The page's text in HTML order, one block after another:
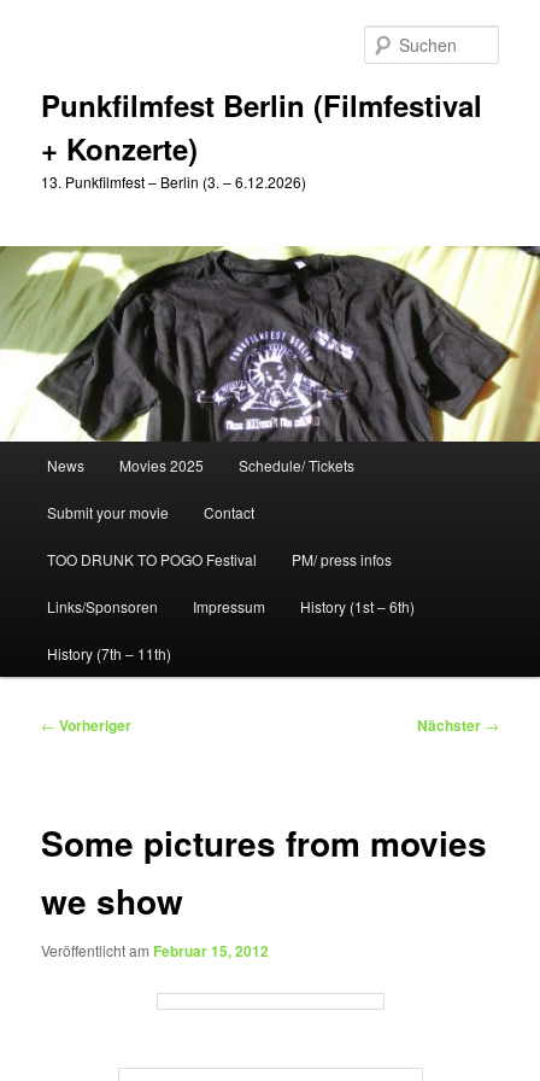
Punkfilmfest Berlin (Filmfestival
+ Konzerte)
13. Punkfilmfest – Berlin (3. – 6.12.2026)
News Movies 2025 Schedule/ Tickets
Submit your movie Contact
TOO DRUNK TO POGO Festival PM/ press infos
Links/Sponsoren Impressum History (1st – 6th)
History (7th – 11th)
Beitragsnavigation
← Vorheriger Nächster →
Some pictures from movies
we show
Veröffentlicht am Februar 15, 2012